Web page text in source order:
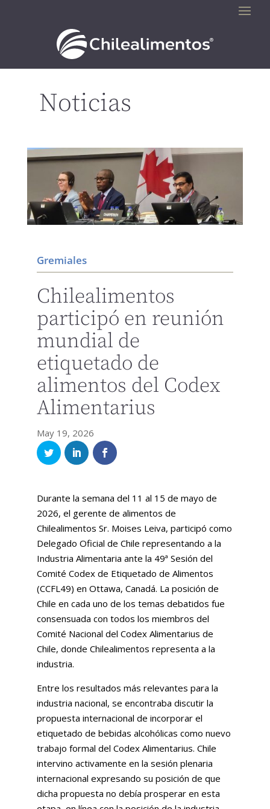
Noticias
Gremiales
Chilealimentos
participó en reunión
mundial de
etiquetado de
alimentos del Codex
Alimentarius
May 19, 2026
Durante la semana del 11 al 15 de mayo de
2026, el gerente de alimentos de
Chilealimentos Sr. Moises Leiva, participó como
Delegado Oficial de Chile representando a la
Industria Alimentaria ante la 49ª Sesión del
Comité Codex de Etiquetado de Alimentos
(CCFL49) en Ottawa, Canadá. La posición de
Chile en cada uno de los temas debatidos fue
consensuada con todos los miembros del
Comité Nacional del Codex Alimentarius de
Chile, donde Chilealimentos representa a la
industria.
Entre los resultados más relevantes para la
industria nacional, se encontraba discutir la
propuesta internacional de incorporar el
etiquetado de bebidas alcohólicas como nuevo
trabajo formal del Codex Alimentarius. Chile
intervino activamente en la sesión plenaria
internacional expresando su posición de que
dicha propuesta no debía prosperar en esta